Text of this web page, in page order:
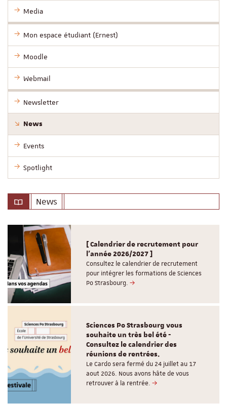
Media
Mon espace étudiant (Ernest)
Moodle
Webmail
Newsletter
News
Events
Spotlight
News
[ Calendrier de recrutement pour
l'année 2026/2027 ]
Consultez le calendrier de recrutement
pour intégrer les formations de Sciences
Po Strasbourg.
Sciences Po Strasbourg vous
souhaite un très bel été -
Consultez le calendrier des
réunions de rentrées.
Le Cardo sera fermé du 24 juillet au 17
aout 2026. Nous avons hâte de vous
retrouver à la rentrée.